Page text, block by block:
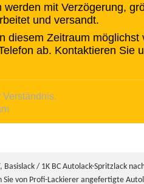
werden mit Verzögerung,
und versandt.
diesem Zeitraum möglichst
ab. Kontaktieren Sie
Basislack / 1K BC Autolack-Spritzlack
Sie von Profi-Lackierer angefertigte